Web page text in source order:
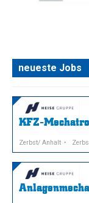
neueste Jobs
KFZ-
Zerbst/ Anhalt